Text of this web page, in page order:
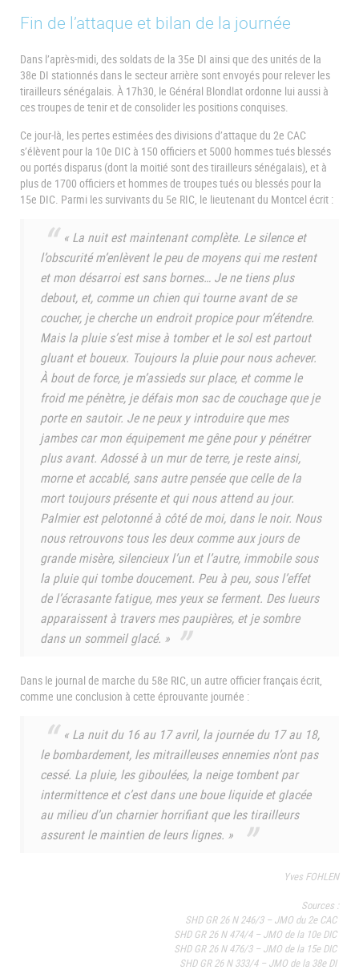
Fin de l’attaque et bilan de la journée
Dans l’après-midi, des soldats de la 35e DI ainsi que des unités de la
38e DI stationnés dans le secteur arrière sont envoyés pour relever les
tirailleurs sénégalais. À 17h30, le Général Blondlat ordonne lui aussi à
ces troupes de tenir et de consolider les positions conquises.
Ce jour-là, les pertes estimées des divisions d’attaque du 2e CAC
s’élèvent pour la 10e DIC à 150 officiers et 5000 hommes tués blessés
ou portés disparus (dont la moitié sont des tirailleurs sénégalais), et à
plus de 1700 officiers et hommes de troupes tués ou blessés pour la
15e DIC. Parmi les survivants du 5e RIC, le lieutenant du Montcel écrit :
« La nuit est maintenant complète. Le silence et
l’obscurité m’enlèvent le peu de moyens qui me restent
et mon désarroi est sans bornes… Je ne tiens plus
debout, et, comme un chien qui tourne avant de se
coucher, je cherche un endroit propice pour m’étendre.
Mais la pluie s’est mise à tomber et le sol est partout
gluant et boueux. Toujours la pluie pour nous achever.
À bout de force, je m’assieds sur place, et comme le
froid me pénètre, je défais mon sac de couchage que je
porte en sautoir. Je ne peux y introduire que mes
jambes car mon équipement me gêne pour y pénétrer
plus avant. Adossé à un mur de terre, je reste ainsi,
morne et accablé, sans autre pensée que celle de la
mort toujours présente et qui nous attend au jour.
Palmier est pelotonné à côté de moi, dans le noir. Nous
nous retrouvons tous les deux comme aux jours de
grande misère, silencieux l’un et l’autre, immobile sous
la pluie qui tombe doucement. Peu à peu, sous l’effet
de l’écrasante fatigue, mes yeux se ferment. Des lueurs
apparaissent à travers mes paupières, et je sombre
dans un sommeil glacé. »
Dans le journal de marche du 58e RIC, un autre officier français écrit,
comme une conclusion à cette éprouvante journée :
« La nuit du 16 au 17 avril, la journée du 17 au 18,
le bombardement, les mitrailleuses ennemies n’ont pas
cessé. La pluie, les giboulées, la neige tombent par
intermittence et c’est dans une boue liquide et glacée
au milieu d’un charnier horrifiant que les tirailleurs
assurent le maintien de leurs lignes. »
Yves FOHLEN
Sources :
SHD GR 26 N 246/3 – JMO du 2e CAC
SHD GR 26 N 474/4 – JMO de la 10e DIC
SHD GR 26 N 476/3 – JMO de la 15e DIC
SHD GR 26 N 333/4 – JMO de la 38e DI